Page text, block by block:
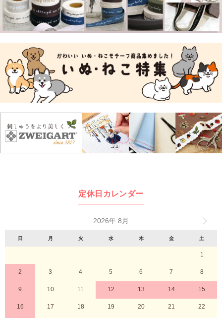
定休日カレンダー
2026年 8月
日 月 火 水 木 金 土
1
2 3 4 5 6 7 8
9 10 11 12 13 14 15
16 17 18 19 20 21 22